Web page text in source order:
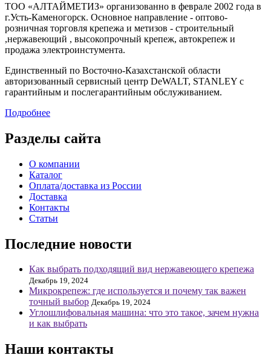
ТОО «АЛТАЙМЕТИЗ» организованно в феврале 2002 года в
г.Усть-Каменогорск. Основное направление - оптово-
розничная торговля крепежа и метизов - строительный
,нержавеющий , высокопрочный крепеж, автокрепеж и
продажа электроинстумента.
Единственный по Восточно-Казахстанской области
авторизованный сервисный центр DeWALT, STANLEY с
гарантийным и послегарантийным обслуживанием.
Подробнее
Разделы сайта
О компании
Каталог
Оплата/доставка из России
Доставка
Контакты
Статьи
Последние новости
Как выбрать подходящий вид нержавеющего крепежа
Декабрь 19, 2024
Микрокрепеж: где используется и почему так важен
точный выбор Декабрь 19, 2024
Углошлифовальная машина: что это такое, зачем нужна
и как выбрать
Наши контакты